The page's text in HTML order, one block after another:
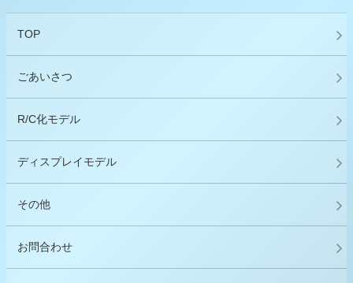
TOP
ごあいさつ
R/C化モデル
ディスプレイモデル
その他
お問合わせ